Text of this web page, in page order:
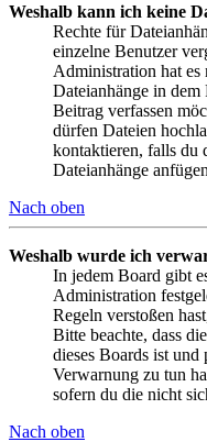
Weshalb kann ich keine
Rechte für
einzelne Benutzer
Administration hat es
Dateianhänge in
Beitrag verfassen
dürfen Dateien
kontaktieren, falls du
Dateianhänge
Nach oben
Weshalb wurde ich
In jedem Board gibt
Administration
Regeln verstoßen
Bitte beachte, dass
dieses Boards ist
Verwarnung zu tun
sofern du die nicht
Nach oben